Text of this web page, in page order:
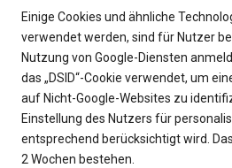
Einige Cookies und ähnliche
verwendet werden, sind für Nutzer
Nutzung von Google-Diensten
das „DSID“-Cookie verwendet, um
auf Nicht-Google-Websites zu
Einstellung des Nutzers für
entsprechend berücksichtigt wird.
2 Wochen bestehen.